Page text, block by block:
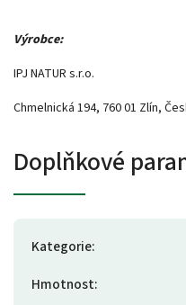
Výrobce:
IPJ NATUR s.r.o.
Chmelnická 194, 760 01 Zlín,
Doplňkové
Kategorie:
Hmotnost: